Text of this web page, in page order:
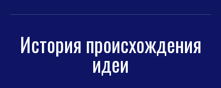
История происхождения
идеи